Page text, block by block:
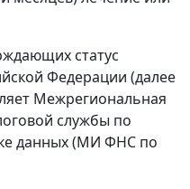
статус
Федерации (далее
Межрегиональная
службы по
данных (МИ ФНС по